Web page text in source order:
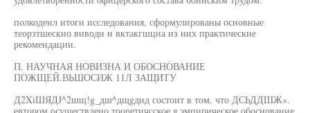
полкоденл итоги исследования, сформулированы основные
теорзтшескио виводн н вктакгшциа из них практические
рекомендации.
П. НАУЧНАЯ НОВИЗНА И ОБОСНОВАНИЕ
ПОЖЩЕЙ.ВЬШОСИЖ 11Л ЗАЩИТУ
Д2XiШЯДJ^2шщ!g_дш^дщgдид состоит в том, что ДСЬДДШЖ».